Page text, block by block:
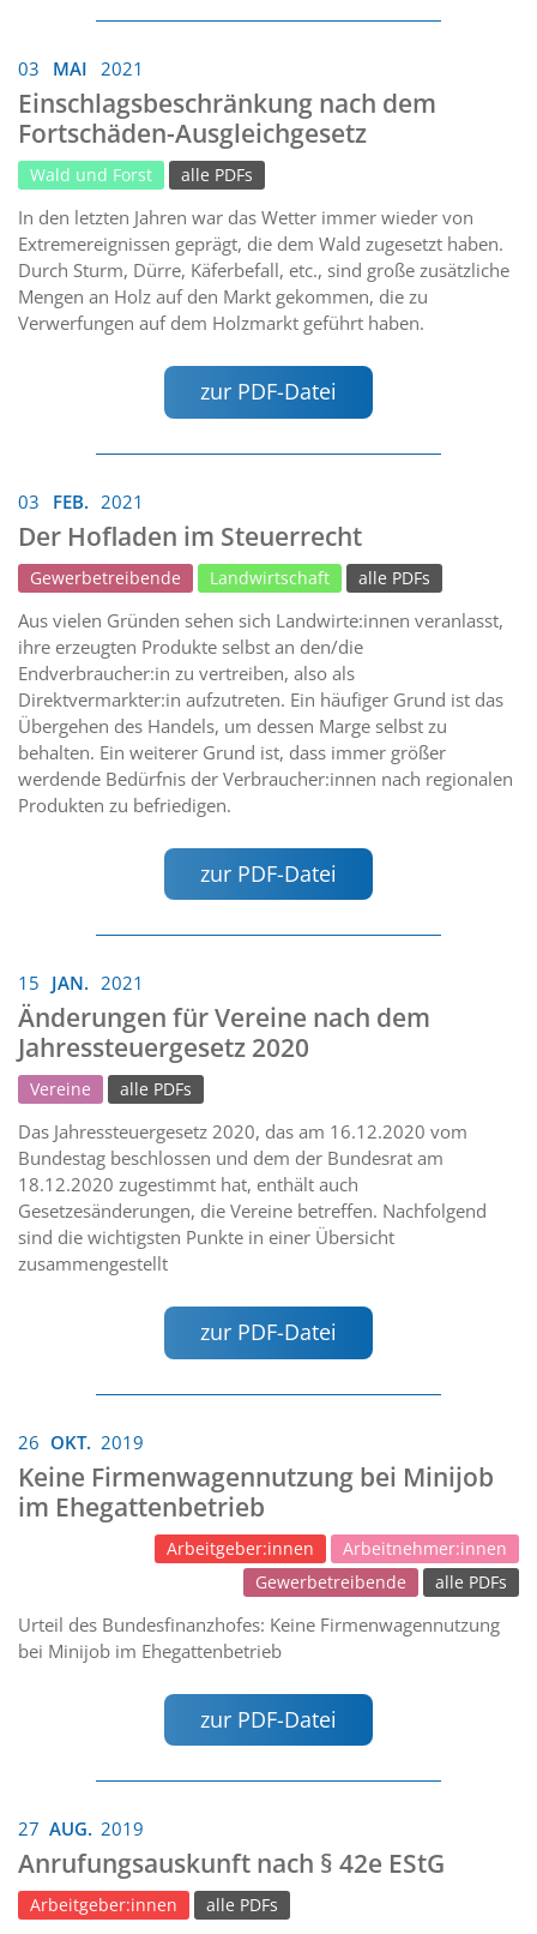
03 MAI 2021
Einschlagsbeschränkung nach dem
Fortschäden-Ausgleichgesetz
Wald und Forst alle PDFs
In den letzten Jahren war das Wetter immer wieder von
Extremereignissen geprägt, die dem Wald zugesetzt haben.
Durch Sturm, Dürre, Käferbefall, etc., sind große zusätzliche
Mengen an Holz auf den Markt gekommen, die zu
Verwerfungen auf dem Holzmarkt geführt haben.
zur PDF-Datei
03 FEB. 2021
Der Hofladen im Steuerrecht
Gewerbetreibende Landwirtschaft alle PDFs
Aus vielen Gründen sehen sich Landwirte:innen veranlasst,
ihre erzeugten Produkte selbst an den/die
Endverbraucher:in zu vertreiben, also als
Direktvermarkter:in aufzutreten. Ein häufiger Grund ist das
Übergehen des Handels, um dessen Marge selbst zu
behalten. Ein weiterer Grund ist, dass immer größer
werdende Bedürfnis der Verbraucher:innen nach regionalen
Produkten zu befriedigen.
zur PDF-Datei
15 JAN. 2021
Änderungen für Vereine nach dem
Jahressteuergesetz 2020
Vereine alle PDFs
Das Jahressteuergesetz 2020, das am 16.12.2020 vom
Bundestag beschlossen und dem der Bundesrat am
18.12.2020 zugestimmt hat, enthält auch
Gesetzesänderungen, die Vereine betreffen. Nachfolgend
sind die wichtigsten Punkte in einer Übersicht
zusammengestellt
zur PDF-Datei
26 OKT. 2019
Keine Firmenwagennutzung bei Minijob
im Ehegattenbetrieb
Arbeitgeber:innen
Arbeitnehmer:innen
Gewerbetreibende
alle PDFs
Urteil des Bundesfinanzhofes: Keine Firmenwagennutzung
bei Minijob im Ehegattenbetrieb
zur PDF-Datei
27 AUG. 2019
Anrufungsauskunft nach § 42e EStG
Arbeitgeber:innen alle PDFs